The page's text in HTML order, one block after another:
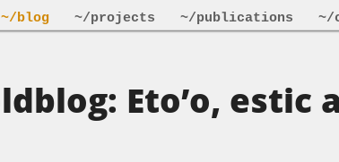
~/blog ~/projects ~/publications ~/
Eto’o, estic